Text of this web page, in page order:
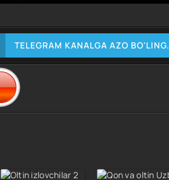
TELEGRAM KANALGA AZO BO'LING.